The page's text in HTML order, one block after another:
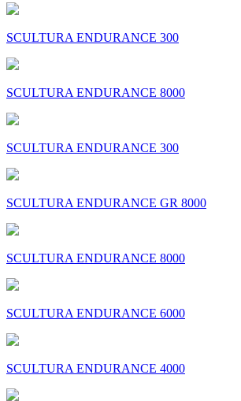
SCULTURA ENDURANCE 300
SCULTURA ENDURANCE 8000
SCULTURA ENDURANCE 300
SCULTURA ENDURANCE GR 8000
SCULTURA ENDURANCE 8000
SCULTURA ENDURANCE 6000
SCULTURA ENDURANCE 4000